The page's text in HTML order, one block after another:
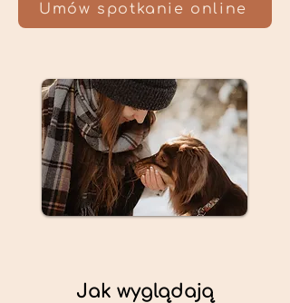
Umów spotkanie online
Jak wyglądają